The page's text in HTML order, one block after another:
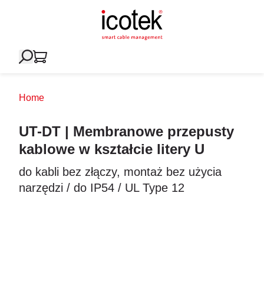
Home
UT-DT | Membranowe przepusty
kablowe w kształcie litery U
do kabli bez złączy, montaż bez użycia
narzędzi / do IP54 / UL Type 12